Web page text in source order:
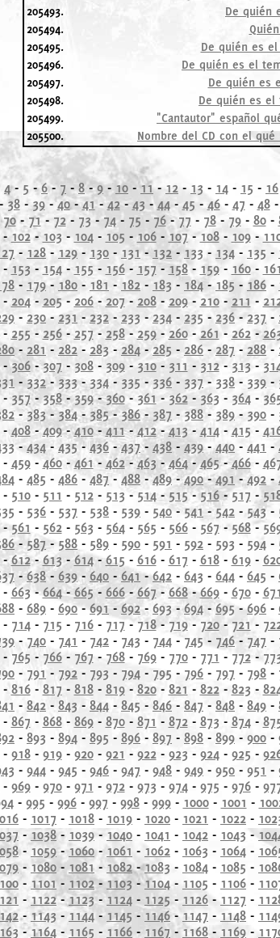
205493.
De quién
205494.
205495.
De quién es
205496.
De quién es el
205497.
De quién es
205498.
De quién es el
205499.
"Cantautor" español qué
205500.
Nombre del CD con el
4-5 -6- 7 - 8-9- 10 - 11 - 12 - 13 - 14 - 15 - 16
38-39-40-41- 42- 43 -44- 45 - 46- 47 - 48-
70- 71- 72- 73 -74- 75 - 76-77 - 78- 79- 80-
-102- 103 - 104- 105 - 106- 107-108- 109-
- 128 - 129 - 130 - 131- 132 - 133 - 134 - 135 -
153- 154- 155 - 156- 157 - 158- 159- 160- 161
- 179- 180 - 181 - 182 - 183 - 184 - 185 - 186 -
- 204- 205 - 206- 207 - 208- 209- 210- 211 -
- 230 - 231 - 232 - 233 - 234 - 235 - 236- 237 -
255 - 256- 257 - 258- 259- 260- 261 - 262-
- 281 - 282- 283- 284 - 285 - 286 - 287 - 288 -
-306-307 - 308- 309- 310- 311 - 312- 313 -
-332- 333-334 - 335 - 336 - 337 - 338 - 339 -
357- 358-359-360- 361 - 362- 363 - 364-
-383-384- 385-386 - 387 - 388- 389 - 390 -
-408-409-410- 411-412-413- 414- 415 -
-434- 435- 436-437- 438 - 439 - 440 - 441 -
459- 460-461 - 462- 463-464-465-466-
- 485 - 486 - 487- 488 -489 -490 -491 -492 -
510- 511 - 512- 513 - 514- 515-516-517 -
- 536 - 537 - 538 - 539 - 540- 541 -542 - 543-
561 - 562- 563 - 564- 565 - 566- 567 - 568-
-587- 588 - 589 - 590 - 591 - 592 - 593 - 594 -
- 612- 613 -614-615 - 616- 617 - 618- 619-
-638- 639 - 640 - 641-642 - 643 - 644 - 645 -
663 - 664-665- 666- 667- 668-669- 670- 671
- 689 - 690-691 -692- 693-694 - 695-696 -
- 714- 715 - 716- 717-718- 719- 720- 721 -
- 740 - 741 - 742 - 743 - 744 -745 - 746 - 747 -
765 - 766- 767 - 768- 769- 770- 771 - 772-
- 791 - 792 - 793 - 794 - 795 - 796 - 797 - 798 -
- 816- 817 - 818- 819- 820- 821 - 822- 823 -
- 842 - 843 - 844 - 845 - 846 - 847 - 848 - 849 -
867 - 868- 869- 870- 871 - 872- 873 - 874-
- 893 - 894 - 895 - 896 - 897 - 898 - 899 - 900 -
- 918- 919- 920- 921 - 922- 923 - 924- 925 -
- 944 - 945 - 946 - 947 - 948 - 949 - 950 - 951 -
969- 970- 971 - 972- 973 - 974- 975 - 976-
- 995 - 996- 997 - 998- 999- 1000- 1001 -
- 1017 - 1018 - 1019 - 1020 - 1021 - 1022 -
- 1038 - 1039 -1040 - 1041 - 1042 - 1043 -
- 1059-1060- 1061 - 1062 - 1063 - 1064 -
- 1080 -1081 - 1082-1083 - 1084 - 1085 -
- 1101 - 1102-1103 -1104 - 1105 - 1106 -
- 1122- 1123-1124 - 1125 - 1126 - 1127 -
- 1143 - 1144 - 1145 - 1146 -1147 - 1148 -
-1164 - 1165 - 1166 - 1167 - 1168 - 1169 -